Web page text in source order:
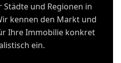
und Regionen in
kennen den Markt und
Ihre Immobilie konkret
ein.